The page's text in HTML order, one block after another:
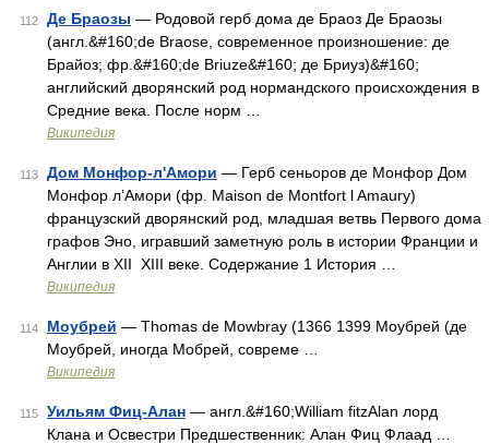
112 Де Браозы — Родовой герб дома де Браоз Де Браозы
(англ.&#160;de Braose, современное произношение: де
Брайоз; фр.&#160;de Briuze&#160; де Бриуз)&#160;
английский дворянский род нормандского происхождения в
Средние века. После норм …
Википедия
113 Дом Монфор-л'Амори — Герб сеньоров де Монфор Дом
Монфор л’Амори (фр. Maison de Montfort l Amaury)
французский дворянский род, младшая ветвь Первого дома
графов Эно, игравший заметную роль в истории Франции и
Англии в XII XIII веке. Содержание 1 История …
Википедия
114 Моубрей — Thomas de Mowbray (1366 1399 Моубрей (де
Моубрей, иногда Мобрей, совреме …
Википедия
115 Уильям Фиц-Алан — англ.&#160;William fitzAlan лорд
Клана и Освестри Предшественник: Алан Фиц Флаад …